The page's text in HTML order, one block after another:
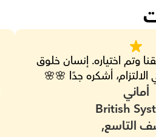
أشكره جدًا 🌸🌸
أماني
التاسع,
British